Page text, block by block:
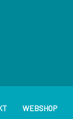
WEBSHOP